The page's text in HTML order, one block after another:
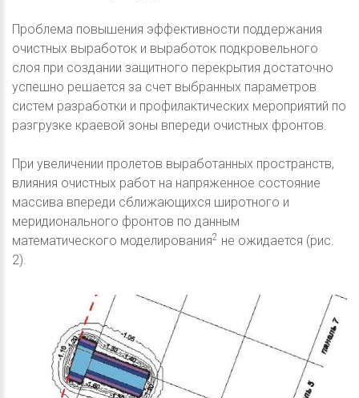
Проблема повышения эффективности поддержания
очистных выработок и выработок подкровельного
слоя при создании защитного перекрытия достаточно
успешно решается за счет выбранных параметров
систем разработки и профилактических мероприятий по
разгрузке краевой зоны впереди очистных фронтов.
При увеличении пролетов выработанных пространств,
влияния очистных работ на напряженное состояние
массива впереди сближающихся широтного и
меридионального фронтов по данным
математического моделирования2 не ожидается (рис.
2).